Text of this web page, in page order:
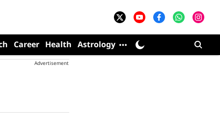
Career Health Astrology
Advertisement